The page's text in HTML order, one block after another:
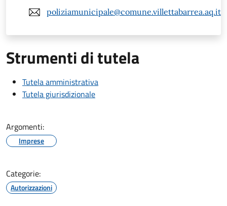
poliziamunicipale@comune.villettabarrea.aq.it
Strumenti di tutela
Tutela amministrativa
Tutela giurisdizionale
Argomenti:
Imprese
Categorie:
Autorizzazioni